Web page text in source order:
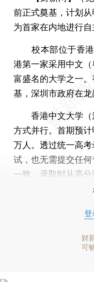
前正式奠基，计划
为首家在内地进行自
校本部位于香港
港第一家采用中文
富盛名的大学之一
基，深圳市政府在龙
香港中文大学（
方式并行。首期预
万人。透过统一高
试，也无需提交任
一致，录取时从高分
登
财
可